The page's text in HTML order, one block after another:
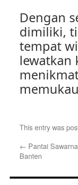
Dengan
dimiliki,
tempat
lewatkan
This entry was
← Pantai
Banten